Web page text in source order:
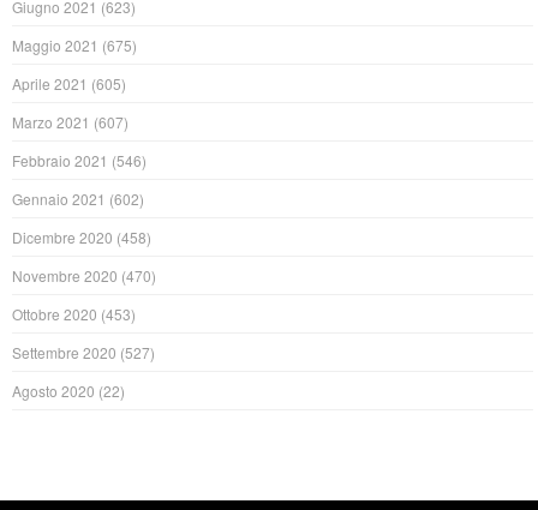
Giugno 2021 (623)
Maggio 2021 (675)
Aprile 2021 (605)
Marzo 2021 (607)
Febbraio 2021 (546)
Gennaio 2021 (602)
Dicembre 2020 (458)
Novembre 2020 (470)
Ottobre 2020 (453)
Settembre 2020 (527)
Agosto 2020 (22)